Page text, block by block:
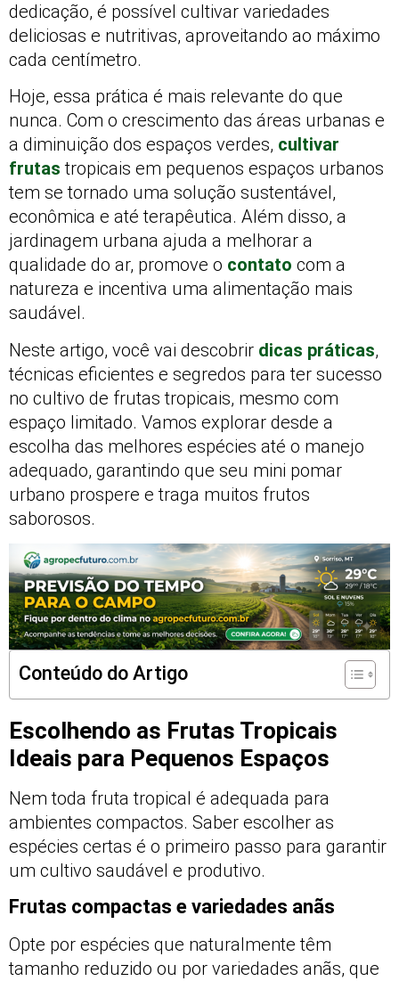
dedicação, é possível cultivar variedades
deliciosas e nutritivas, aproveitando ao máximo
cada centímetro.
Hoje, essa prática é mais relevante do que
nunca. Com o crescimento das áreas urbanas e
a diminuição dos espaços verdes, cultivar
frutas tropicais em pequenos espaços urbanos
tem se tornado uma solução sustentável,
econômica e até terapêutica. Além disso, a
jardinagem urbana ajuda a melhorar a
qualidade do ar, promove o contato com a
natureza e incentiva uma alimentação mais
saudável.
Neste artigo, você vai descobrir dicas práticas,
técnicas eficientes e segredos para ter sucesso
no cultivo de frutas tropicais, mesmo com
espaço limitado. Vamos explorar desde a
escolha das melhores espécies até o manejo
adequado, garantindo que seu mini pomar
urbano prospere e traga muitos frutos
saborosos.
Conteúdo do Artigo
Escolhendo as Frutas Tropicais
Ideais para Pequenos Espaços
Nem toda fruta tropical é adequada para
ambientes compactos. Saber escolher as
espécies certas é o primeiro passo para garantir
um cultivo saudável e produtivo.
Frutas compactas e variedades anãs
Opte por espécies que naturalmente têm
tamanho reduzido ou por variedades anãs, que